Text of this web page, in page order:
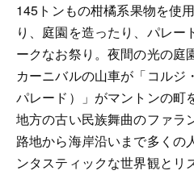
145トンもの柑橘系果物を使
り、庭園を造ったり、パレー
ークなお祭り。夜間の光の庭
カーニバルの山車が「コルジ
パレード）」がマントンの町
地方の古い民族舞曲のファラ
路地から海岸沿いまで多くの
ンタスティックな世界観とリ